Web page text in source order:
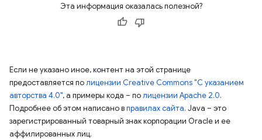
Эта информация оказалась полезной?
Если не указано иное, контент на этой странице
предоставляется полицензии Creative Commons "С указанием
авторства 4.0", а примеры кода – полицензии Apache 2.0.
Подробнее об этом написано вправилах сайта. Java – это
зарегистрированный товарный знак корпорации Oracle и ее
аффилированных лиц.